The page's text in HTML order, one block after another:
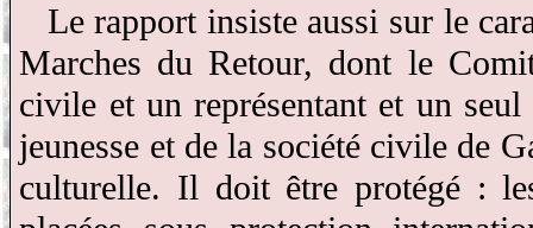
Le rapport insiste aussi sur le
Marches du Retour, dont le
civile et un représentant et un
jeunesse et de la société civile de
culturelle. Il doit être protégé :